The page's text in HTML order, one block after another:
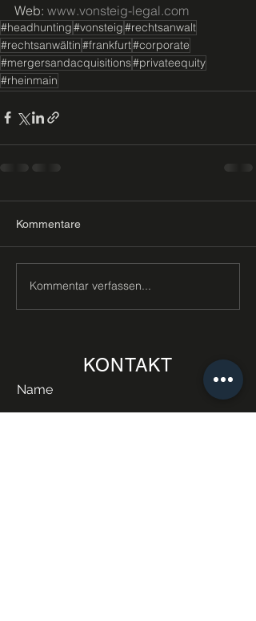
Web: www.vonsteig-legal.com
#headhunting#vonsteig#rechtsanwalt
#rechtsanwältin#frankfurt#corporate
#mergersandacquisitions#privateequity
#rheinmain
Kommentare
Kommentar verfassen...
KONTAKT
Name